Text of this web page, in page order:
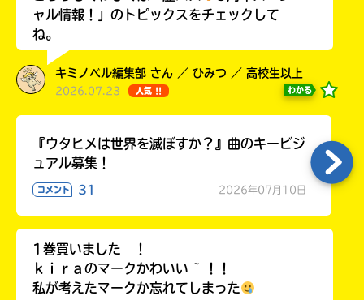
Loading
ャル情報！」のトピックスをチェックして
ね。
キミノベル編集部 さん ／ ひみつ ／ 高校生以上
2026.07.23 人気 !! わかる
『ウタヒメは世界を滅ぼすか？』曲のキービジ
ュアル募集！
コメント 31 2026年07月10日
1巻買いました ！
ｋｉｒａのマークかわいい ~ ！！
私が考えたマークか忘れてしまった
入
力